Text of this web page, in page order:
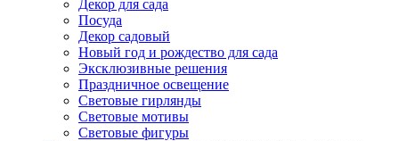
Декор для сада
Посуда
Декор садовый
Новый год и рождество для сада
Эксклюзивные решения
Праздничное освещение
Световые гирлянды
Световые мотивы
Световые фигуры